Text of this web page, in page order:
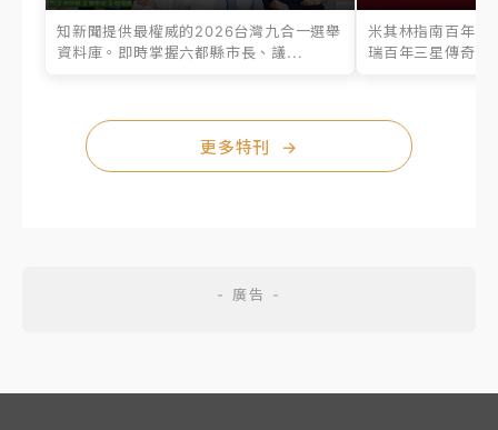
知新聞提供最權威的2026台灣九合一選舉
資料庫。即時掌握六都縣市長、議...
米其林指南百年之
瑞百年三星傳奇、
更多特刊 →